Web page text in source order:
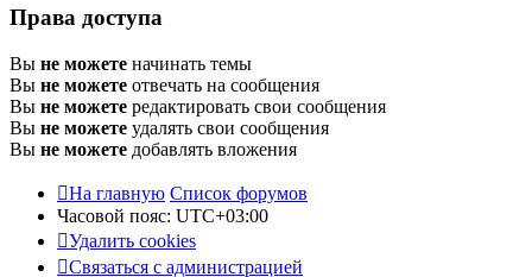
Права доступа
Вы не можете начинать темы
Вы не можете отвечать на сообщения
Вы не можете редактировать свои сообщения
Вы не можете удалять свои сообщения
Вы не можете добавлять вложения
На главную Список форумов
Часовой пояс: UTC+03:00
Удалить cookies
Связаться с администрацией